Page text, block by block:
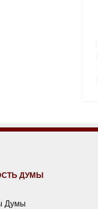
ДУМЫ
Думы